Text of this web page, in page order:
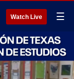
Watch Live ☰